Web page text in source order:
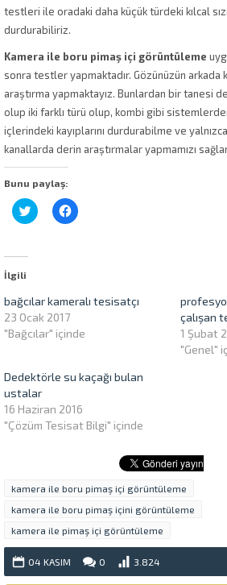
testleri ile oradaki daha küçük türdeki kılcal
durdurabiliriz.
Kamera ile boru pimaş içi görüntüleme
sonra testler yapmaktadır. Gözünüzün arkada
araştırma yapmaktayız. Bunlardan bir tanesi
olup iki farklı türü olup, kombi gibi
içlerindeki kayıplarını durdurabilme ve
kanallarda derin araştırmalar yapmamızı
Bunu paylaş:
Twitter
üzerinde
Facebook'ta
paylaşmak
İlgili
bağcılar kameralı tesisatçı
23 Ocak 2017
"Bağcılar" içinde
çalışan
1 Şubat
"Genel"
Dedektörle su kaçağı bulan
ustalar
16 Haziran 2016
"Çözüm Tesisat Bilgi" içinde
kamera ile boru pimaş içi görüntüleme
kamera ile boru pimaş içini görüntüleme
kamera ile pimaş içi görüntüleme
04 KASIM 0 3.824